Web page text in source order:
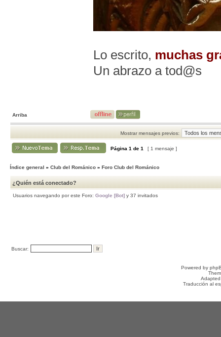
Lo escrito, muchas
Un abrazo a tod@s
Arriba
Mostrar mensajes previos:
Página 1 de 1 [ 1 mensaje ]
Índice general » Club del Románico » Foro Club del Románico
¿Quién está conectado?
Usuarios navegando por este Foro: Google [Bot] y 37 invitados
Buscar:
Powered by
Traducción al